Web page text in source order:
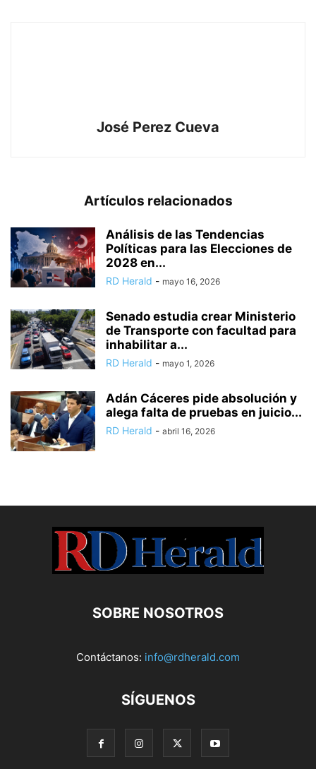
José Perez Cueva
Artículos relacionados
Análisis de las Tendencias
Políticas para las Elecciones de
2028 en...
RD Herald - mayo 16, 2026
Senado estudia crear Ministerio
de Transporte con facultad para
inhabilitar a...
RD Herald - mayo 1, 2026
Adán Cáceres pide absolución y
alega falta de pruebas en juicio...
RD Herald - abril 16, 2026
SOBRE NOSOTROS
Contáctanos: info@rdherald.com
SÍGUENOS